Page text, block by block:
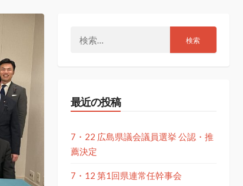
最近の投稿
7・22 広島県議会議員選挙 公認・推
薦決定
7・12 第1回県連常任幹事会